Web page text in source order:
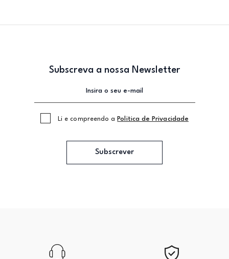
Subscreva a nossa Newsletter
Li e compreendo a Politica de Privacidade
Subscrever